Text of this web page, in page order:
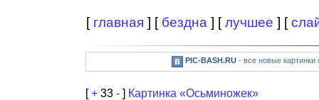
[ главная ] [ бездна ] [лучшее ] [
PIC-BASH.RU- все новые картинки
[+ 33 - ] Картинка «Осьминожек»